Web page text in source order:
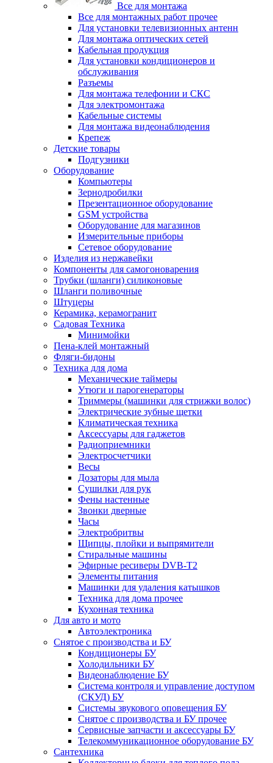
Все для монтажа
Все для монтажных работ прочее
Для установки телевизионных антенн
Для монтажа оптических сетей
Кабельная продукция
Для установки кондиционеров и
обслуживания
Разъемы
Для монтажа телефонии и СКС
Для электромонтажа
Кабельные системы
Для монтажа видеонаблюдения
Крепеж
Детские товары
Подгузники
Оборудование
Компьютеры
Зернодробилки
Презентационное оборудование
GSM устройства
Оборудование для магазинов
Измерительные приборы
Сетевое оборудование
Изделия из нержавейки
Компоненты для самогоноварения
Трубки (шланги) силиконовые
Шланги поливочные
Штуцеры
Керамика, керамогранит
Садовая Техника
Минимойки
Пена-клей монтажный
Фляги-бидоны
Техника для дома
Механические таймеры
Утюги и парогенераторы
Триммеры (машинки для стрижки волос)
Электрические зубные щетки
Климатическая техника
Аксессуары для гаджетов
Радиоприемники
Электросчетчики
Весы
Дозаторы для мыла
Сушилки для рук
Фены настенные
Звонки дверные
Часы
Электробритвы
Щипцы, плойки и выпрямители
Стиральные машины
Эфирные ресиверы DVB-T2
Элементы питания
Машинки для удаления катышков
Техника для дома прочее
Кухонная техника
Для авто и мото
Автоэлектроника
Снятое с производства и БУ
Кондиционеры БУ
Холодильники БУ
Видеонаблюдение БУ
Система контроля и управление доступом
(СКУД) БУ
Системы звукового оповещения БУ
Снятое с производства и БУ прочее
Сервисные запчасти и аксессуары БУ
Телекоммуникационное оборудование БУ
Сантехника